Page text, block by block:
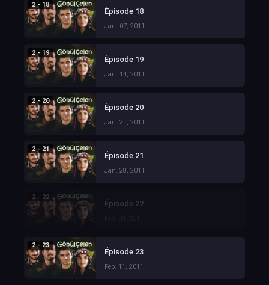
2 - 18
Épisode 18
Jan. 07, 2011
2 - 19
Épisode 19
Jan. 14, 2011
2 - 20
Épisode 20
Jan. 21, 2011
2 - 21
Épisode 21
Jan. 28, 2011
2 - 22
Épisode 22
2 - 23
Épisode 23
Feb. 11, 2011